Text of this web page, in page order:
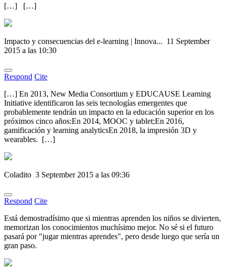
[…] […]
Impacto y consecuencias del e-learning | Innova... 11 September
2015 a las 10:30
Respond Cite
[…] En 2013, New Media Consortium y EDUCAUSE Learning
Initiative identificaron las seis tecnologías emergentes que
probablemente tendrán un impacto en la educación superior en los
próximos cinco años:En 2014, MOOC y tablet;En 2016,
gamificación y learning analyticsEn 2018, la impresión 3D y
wearables. […]
Coladito 3 September 2015 a las 09:36
Respond Cite
Está demostradísimo que si mientras aprenden los niños se divierten,
memorizan los conocimientos muchísimo mejor. No sé si el futuro
pasará por "jugar mientras aprendes", pero desde luego que sería un
gran paso.